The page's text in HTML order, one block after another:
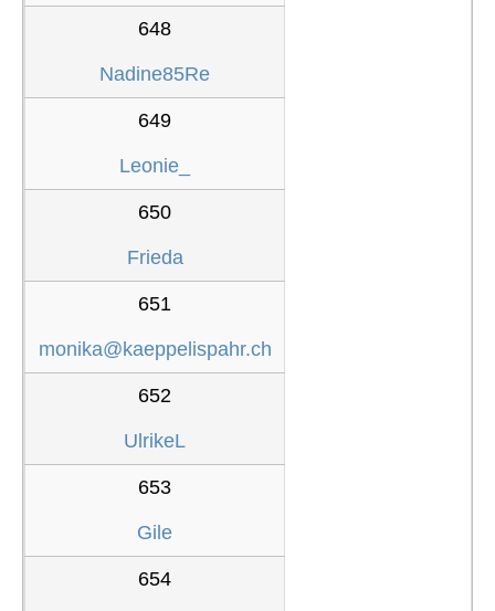
648
Nadine85Re
649
Leonie_
650
Frieda
651
monika@kaeppelispahr.ch
652
UlrikeL
653
Gile
654